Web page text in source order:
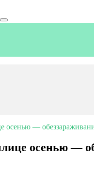
осенью —
осенью —